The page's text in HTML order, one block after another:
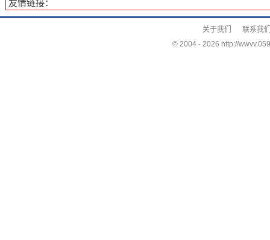
友情链接：
关于我们
联系我
© 2004 - 2026 http://